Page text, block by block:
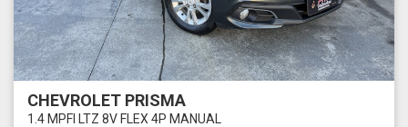
CHEVROLET PRISMA
1.4 MPFI LTZ 8V FLEX 4P MANUAL